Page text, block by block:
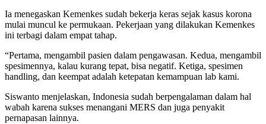
Ia menegaskan Kemenkes sudah bekerja keras sejak kasus korona
mulai muncul ke permukaan. Pekerjaan yang dilakukan Kemenkes
ini terbagi dalam empat tahap.
“Pertama, mengambil pasien dalam pengawasan. Kedua, mengambil
spesimennya, kalau kurang tepat, bisa negatif. Ketiga, spesimen
handling, dan keempat adalah ketepatan kemampuan lab kami.
Siswanto menjelaskan, Indonesia sudah berpengalaman dalam hal
wabah karena sukses menangani MERS dan juga penyakit
pernapasan lainnya.